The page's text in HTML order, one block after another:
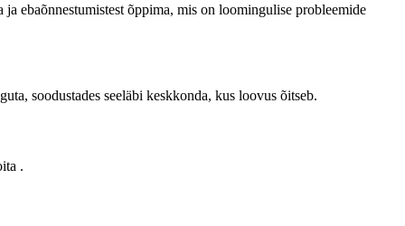
ja ebaõnnestumistest õppima, mis on loomingulise probleemide
soodustades seeläbi keskkonda, kus loovus õitseb.
.